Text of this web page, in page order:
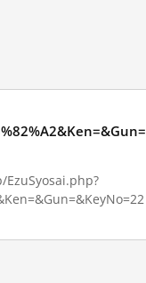
EzuSyosai.php?